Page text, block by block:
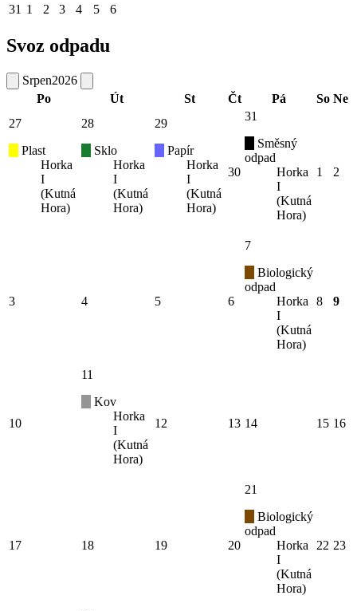
31 1 2 3 4 5 6
Svoz odpadu
Srpen2026
Po
Út St Čt Pá So Ne
27
Plast
Horka
I
(Kutná
Hora)
28
Sklo
Horka
I
(Kutná
Hora)
29
Papír
Horka
I
(Kutná
Hora)
30
31
Směsný
odpad
Horka
I
(Kutná
Hora)
1 2
3 4 5 6
7
Biologický
odpad
Horka
I
(Kutná
Hora)
8 9
10
11
Kov
Horka
I
(Kutná
Hora)
12 13 14 15 16
17 18 19 20
21
Biologický
odpad
Horka
I
(Kutná
Hora)
22 23